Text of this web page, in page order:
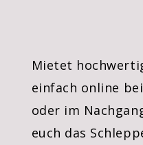
Mietet
einfach online
oder im
euch das